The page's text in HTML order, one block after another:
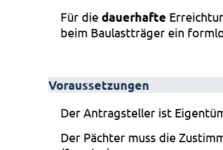
Für die dauerhafte
beim Baulastträger ein
Voraussetzungen
Der Antragsteller ist
Der Pächter muss die